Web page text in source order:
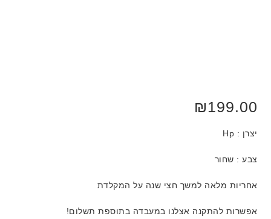
₪199.00
יצרן : Hp
צבע : שחור
אחריות מלאה למשך חצי שנה על המקלדת
אפשרות להתקנה אצלנו במעבדה בתוספת תשלום!